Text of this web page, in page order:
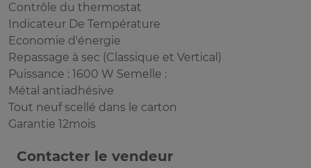
Contrôle du thermostat
Indicateur De Température
Economie d'énergie
Repassage à sec (Classique et Vertical)
Puissance : 1600 W Semelle :
Métal antiadhésive
Tout neuf scellé dans le carton
Garantie 12mois
Contacter le vendeur